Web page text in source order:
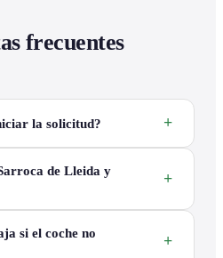
frecuentes
la solicitud?
de Lleida y
si el coche no